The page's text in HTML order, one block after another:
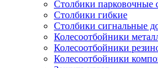
Столбики парковочные
Столбики гибкие
Столбики сигнальные
Колесоотбойники
Колесоотбойники
Колесоотбойники